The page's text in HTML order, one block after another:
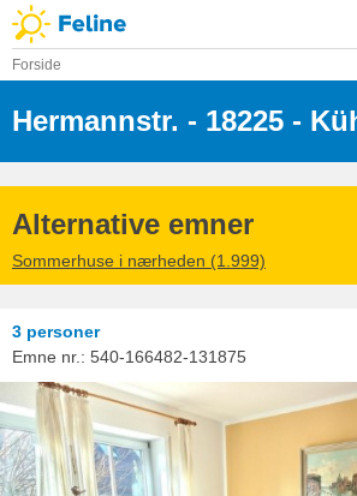
Forside
Hermannstr. - 18225 -
Alternative emner
Sommerhuse i nærheden (1.999)
3 personer
Emne nr.: 540-166482-131875